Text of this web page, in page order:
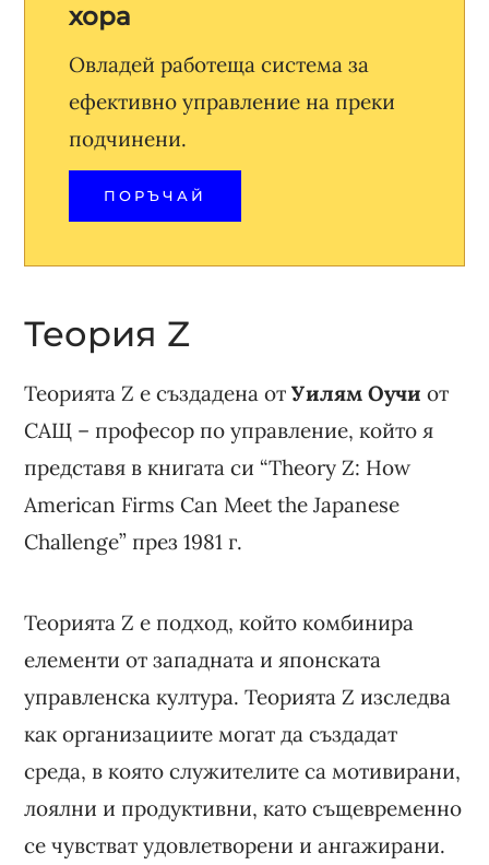
хора
Овладей работеща система за
ефективно управление на преки
подчинени.
ПОРЪЧАЙ
Теория Z
Теорията Z е създадена отУилям Оучи от
САЩ – професор по управление, който я
представя в книгата си “Theory Z: How
American Firms Can Meet the Japanese
Challenge” през 1981 г.
Теорията Z е подход, който комбинира
елементи от западната и японската
управленска култура. Теорията Z изследва
как организациите могат да създадат
среда, в която служителите са мотивирани,
лоялни и продуктивни, като същевременно
се чувстват удовлетворени и ангажирани.